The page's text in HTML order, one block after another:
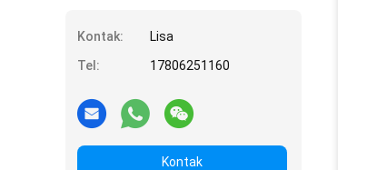
Kontak:
Lisa
Tel:
17806251160
Kontak